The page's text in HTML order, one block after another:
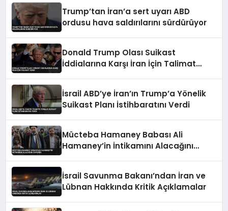
Trump’tan İran’a sert uyarı ABD
ordusu hava saldırılarını sürdürüyor
Donald Trump Olası Suikast
İddialarına Karşı İran İçin Talimat
İsrail ABD’ye İran’ın Trump’a Yönelik
Suikast Planı İstihbaratını Verdi
Mücteba Hamaney Babası Ali
Hamaney’in İntikamını Alacağını
İsrail Savunma Bakanı’ndan İran ve
Lübnan Hakkında Kritik Açıklamalar